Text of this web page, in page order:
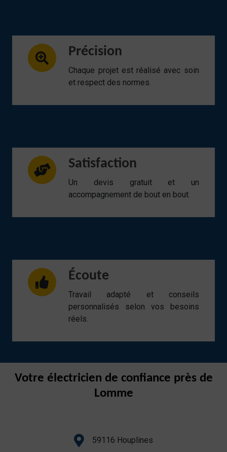
Précision
Chaque projet est réalisé avec soin
et respect des normes.
Satisfaction
Un devis gratuit et un
accompagnement de bout en bout.
Écoute
Travail adapté et conseils
personnalisés selon vos besoins
réels.
Votre électricien de confiance près de
Lomme
59116 Houplines